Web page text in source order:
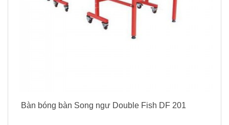
Bàn bóng bàn Song ngư Double Fish DF 201